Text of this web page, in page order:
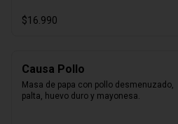
$16.990
Causa Pollo
Masa de papa con pollo desmenuzado,
palta, huevo duro y mayonesa.